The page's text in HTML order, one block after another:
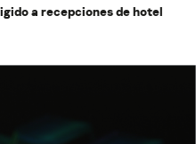
a recepciones de hotel